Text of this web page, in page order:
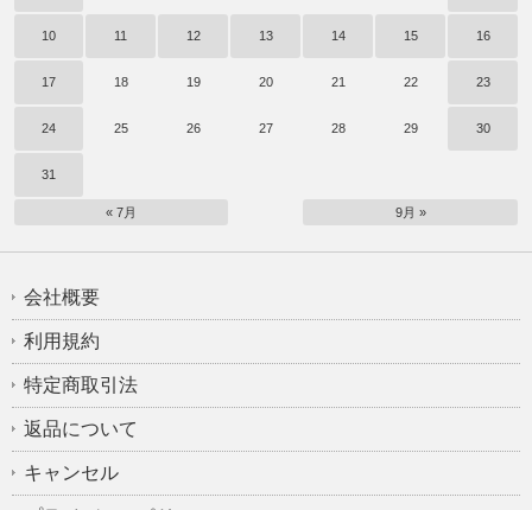
10 11 12 13 14 15 16
17 18 19 20 21 22 23
24 25 26 27 28 29 30
31
« 7月 9月 »
会社概要
利用規約
特定商取引法
返品について
キャンセル